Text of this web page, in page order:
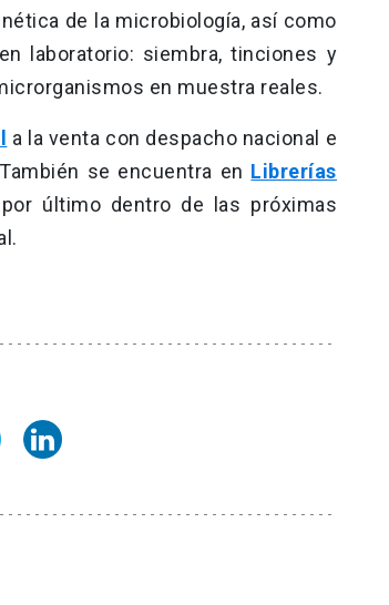
de la microbiología, así como
laboratorio: siembra, tinciones y
en muestra reales.
a la venta con despacho nacional e
se encuentra en Librerías
último dentro de las próximas